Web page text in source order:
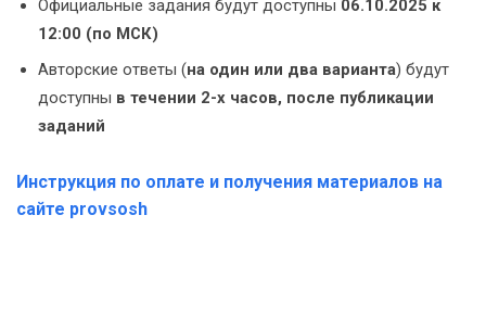
Официальные задания будут доступны 06.10.2025 к
12:00 (по МСК)
Авторские ответы (на один или два варианта) будут
доступны в течении 2-х часов, после публикации
заданий
Инструкция по оплате и получения материалов на
сайте provsosh